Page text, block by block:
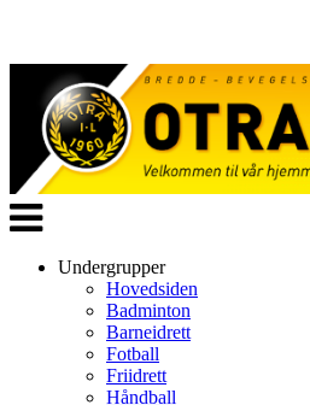
Veksle
navigasjon
Undergrupper
Hovedsiden
Badminton
Barneidrett
Fotball
Friidrett
Håndball